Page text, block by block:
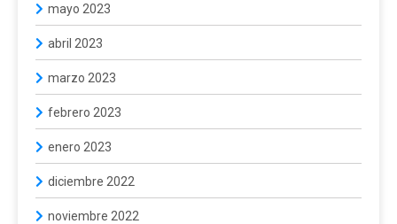
mayo 2023
abril 2023
marzo 2023
febrero 2023
enero 2023
diciembre 2022
noviembre 2022